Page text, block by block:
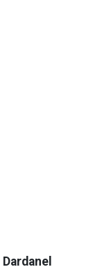
Dardanel